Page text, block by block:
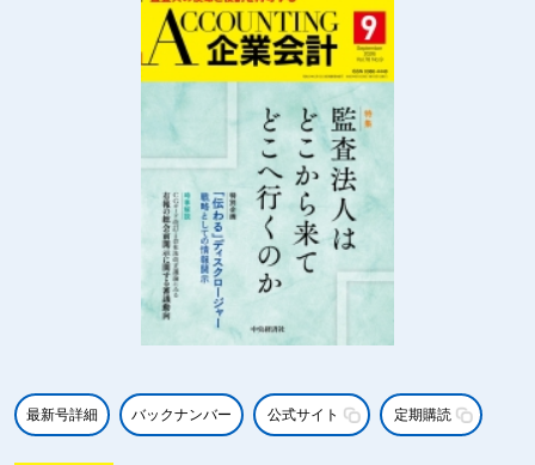
最新号詳細 バックナンバー 公式サイト 定期購読